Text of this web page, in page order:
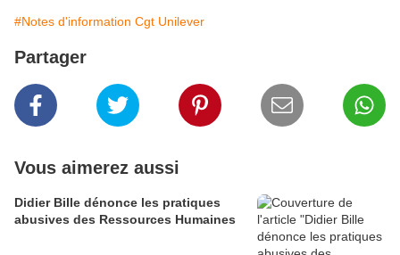
#Notes d'information Cgt Unilever
Partager
Vous aimerez aussi
Didier Bille dénonce les pratiques
abusives des Ressources Humaines